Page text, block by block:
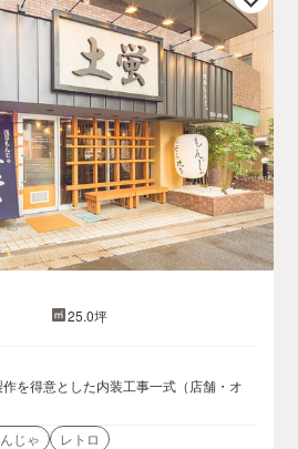
25.0坪
を得意とした内装工事一式（店舗・オ
じゃ レトロ